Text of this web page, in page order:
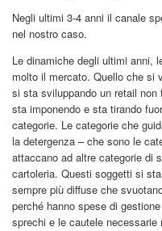
Negli ultimi 3-4 anni il canale
nel nostro caso.
Le dinamiche degli ultimi anni,
molto il mercato. Quello che si
si sta sviluppando un retail
sta imponendo e sta tirando
categorie. Le categorie che
la detergenza – che sono le
attaccano ad altre categorie di
cartoleria. Questi soggetti si
sempre più diffuse che
perché hanno spese di
sprechi e le cautele